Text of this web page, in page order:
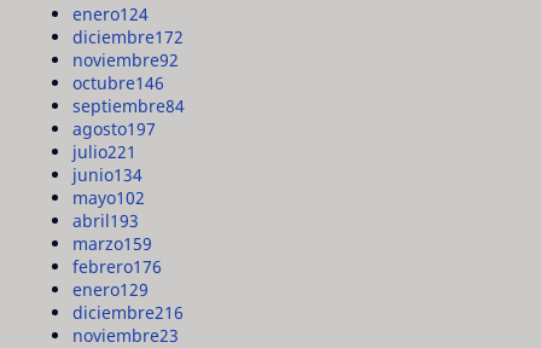
enero124
diciembre172
noviembre92
octubre146
septiembre84
agosto197
julio221
junio134
mayo102
abril193
marzo159
febrero176
enero129
diciembre216
noviembre23